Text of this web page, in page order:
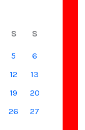
S S
5
6
12
13
19
20
26
27